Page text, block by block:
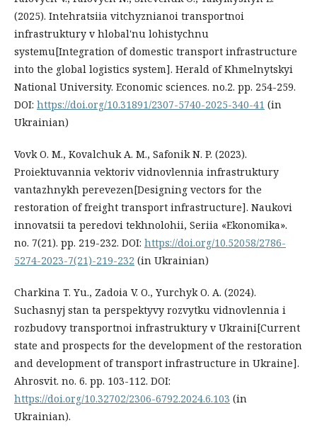
(2025). Intehratsiia vitchyznianoi transportnoi
infrastruktury v hlobal'nu lohistychnu
systemu[Integration of domestic transport infrastructure
into the global logistics system]. Herald of Khmelnytskyi
National University. Economic sciences. no.2. pp. 254-259.
DOI: https://doi.org/10.31891/2307-5740-2025-340-41 (in
Ukrainian)
Vovk O. M., Kovalchuk A. M., Safonik N. P. (2023).
Proiektuvannia vektoriv vidnovlennia infrastruktury
vantazhnykh perevezen[Designing vectors for the
restoration of freight transport infrastructure]. Naukovi
innovatsii ta peredovi tekhnolohii, Seriia «Ekonomika».
no. 7(21). pp. 219-232. DOI: https://doi.org/10.52058/2786-
5274-2023-7(21)-219-232 (in Ukrainian)
Charkina T. Yu., Zadoia V. O., Yurchyk O. A. (2024).
Suchasnyj stan ta perspektyvy rozvytku vidnovlennia i
rozbudovy transportnoi infrastruktury v Ukraini[Current
state and prospects for the development of the restoration
and development of transport infrastructure in Ukraine].
Ahrosvit. no. 6. pp. 103-112. DOI:
https://doi.org/10.32702/2306-6792.2024.6.103 (in
Ukrainian).